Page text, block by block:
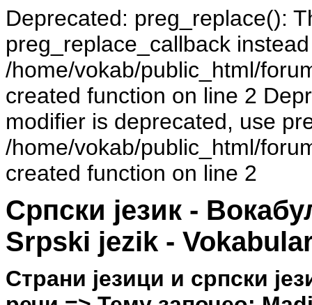
Deprecated: preg_replace():
preg_replace_callback
/home/vokab/public_html/
created function on line 2
modifier is deprecated, use
/home/vokab/public_html/
created function on line 2
Српски језик -
Srpski jezik -
Страни језици и српски